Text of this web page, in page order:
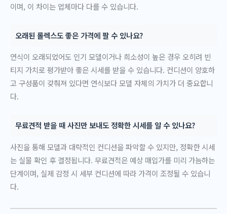
이며, 이 차이는 업체마다 다를 수 있습니다.
오래된 롤렉스도 좋은 가격에 팔 수 있나요?
연식이 오래되었어도 인기 모델이거나 희소성이 높은 경우 오히려 빈
티지 가치로 평가받아 좋은 시세를 받을 수 있습니다. 컨디션이 양호하
고 구성품이 갖춰져 있다면 연식보다 모델 자체의 가치가 더 중요합니
다.
무료견적 받을 때 사진만 보내도 정확한 시세를 알 수 있나요?
사진을 통해 모델과 대략적인 컨디션을 파악할 수 있지만, 정확한 시세
는 실물 확인 후 결정됩니다. 무료견적은 예상 매입가를 미리 가늠하는
단계이며, 실제 감정 시 세부 컨디션에 따라 가격이 조정될 수 있습니
다.